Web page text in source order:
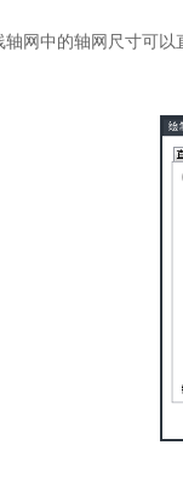
网中的轴网尺寸可